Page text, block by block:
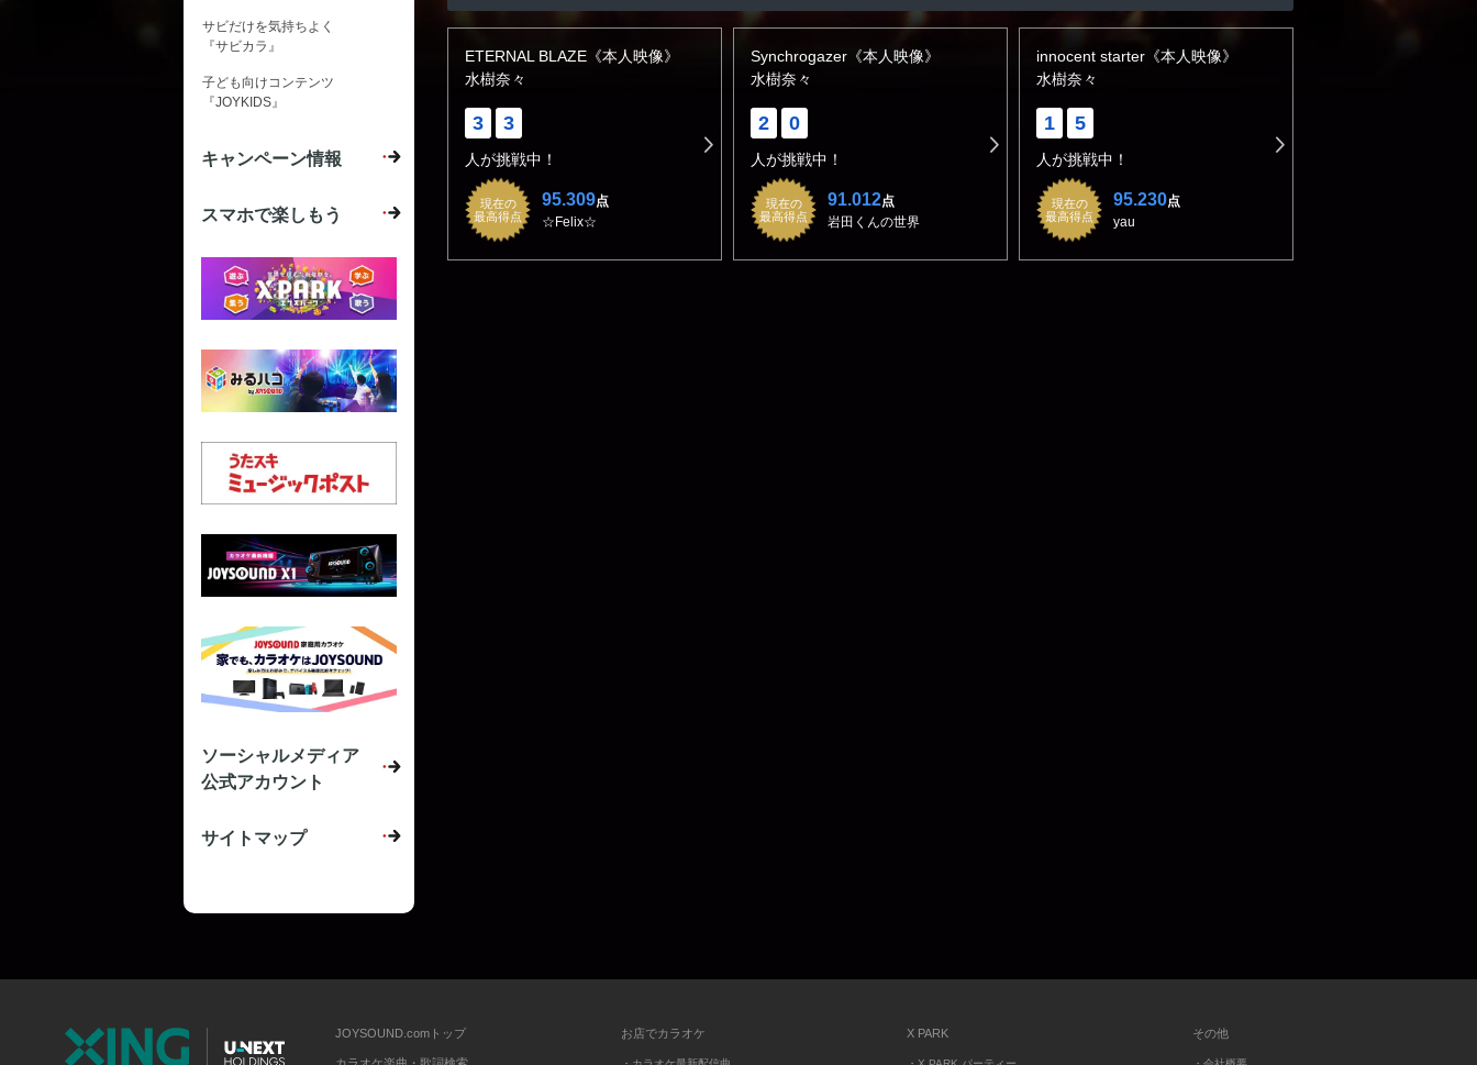
ETERNAL BLAZE《本人映像》
水樹奈々
3 3
人が挑戦中！
現在の
最高得点
95.309点
☆Felix☆
Synchrogazer《本人映像》
水樹奈々
2 0
人が挑戦中！
現在の
最高得点
91.012点
岩田くんの世界
innocent starter《本人映像》
水樹奈々
1 5
人が挑戦中！
現在の
最高得点
95.230点
yau
サビだけを気持ちよく
『サビカラ』
子ども向けコンテンツ
『JOYKIDS』
キャンペーン情報
スマホで楽しもう
ソーシャルメディア
公式アカウント
サイトマップ
JOYSOUND.comトップ お店でカラオケ X PARK その他